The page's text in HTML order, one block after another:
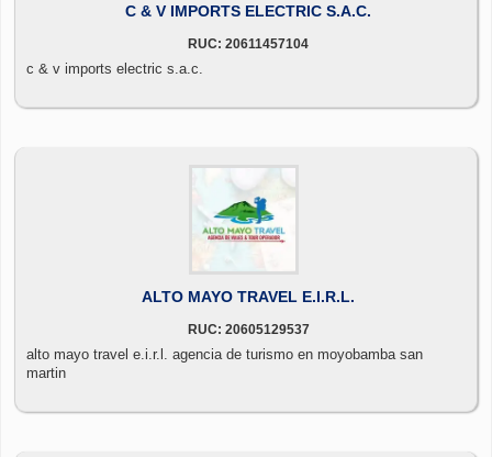
C & V IMPORTS ELECTRIC S.A.C.
RUC: 20611457104
c & v imports electric s.a.c.
ALTO MAYO TRAVEL E.I.R.L.
RUC: 20605129537
alto mayo travel e.i.r.l. agencia de turismo en moyobamba san
martin